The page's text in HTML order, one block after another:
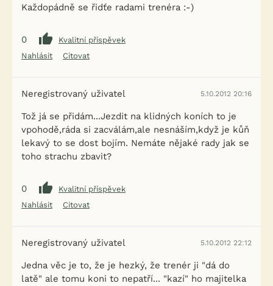
Každopádně se řidťe radami trenéra :-)
0
Kvalitní příspěvek
Nahlásit
Citovat
Neregistrovaný uživatel 5.10.2012 20:16
Tož já se přidám...Jezdit na klidných koních to je
vpohodě,ráda si zacválám,ale nesnáším,když je kůň
lekavý to se dost bojím. Nemáte nějaké rady jak se
toho strachu zbavit?
0
Kvalitní příspěvek
Nahlásit
Citovat
Neregistrovaný uživatel 5.10.2012 22:12
Jedna věc je to, že je hezký, že trenér ji "dá do
latě" ale tomu koni to nepatří... "kazí" ho majitelka